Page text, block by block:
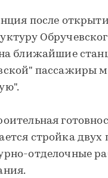
после
ближайшие
пассажиры
стройка
отделочные